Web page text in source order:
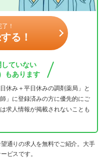
！
る！
ていない
もあります
休み＋平日休みの調剤薬局」と
」に登録済みの方に優先的にご
求人情報が掲載されないことも
通りの求人を無料でご紹介。大手
ビスです。